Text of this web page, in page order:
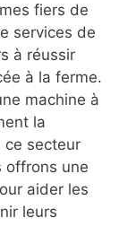
fiers de
services de
à réussir
à la ferme.
machine à
la
ce secteur
offrons une
aider les
leurs